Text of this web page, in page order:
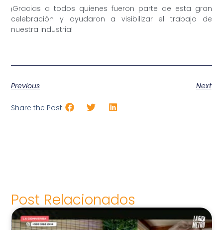
¡Gracias a todos quienes fueron parte de esta gran
celebración y ayudaron a visibilizar el trabajo de
nuestra industria!
Previous Next
Share the Post:
Post Relacionados